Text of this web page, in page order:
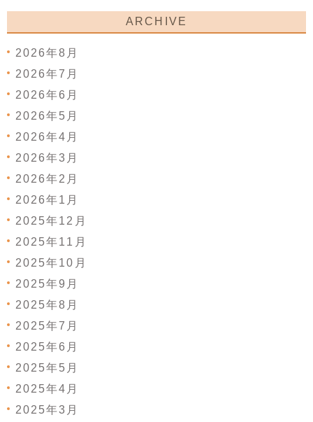
ARCHIVE
2026年8月
2026年7月
2026年6月
2026年5月
2026年4月
2026年3月
2026年2月
2026年1月
2025年12月
2025年11月
2025年10月
2025年9月
2025年8月
2025年7月
2025年6月
2025年5月
2025年4月
2025年3月